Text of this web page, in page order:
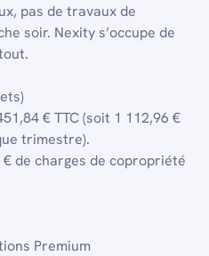
pas de travaux de
soir. Nexity s’occupe de
€ TTC (soit 1 112,96 €
trimestre).
de charges de copropriété
Premium